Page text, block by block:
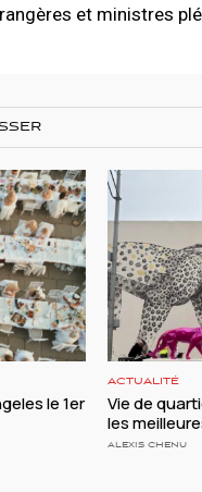
et ministres
le 1er
ACTUALITÉ
Vie de
les
ALEXIS CHENU